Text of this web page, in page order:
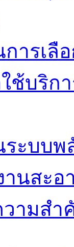
การเ
ช้บริก
ระบบ
านสะอ
ามสำ